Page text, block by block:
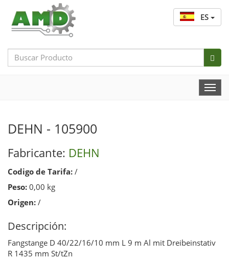
ES
Search
Bar
DEHN - 105900
Fabricante: DEHN
Codigo de Tarifa: /
Peso: 0,00 kg
Origen: /
Descripción:
Fangstange D 40/22/16/10 mm L 9 m Al mit Dreibeinstativ
R 1435 mm St/tZn